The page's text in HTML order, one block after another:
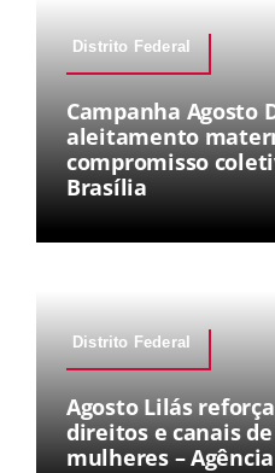
Distrito Federal
Campanha Agosto
aleitamento
compromisso
Brasília
Distrito Federal
Agosto Lilás
direitos e canais
mulheres –